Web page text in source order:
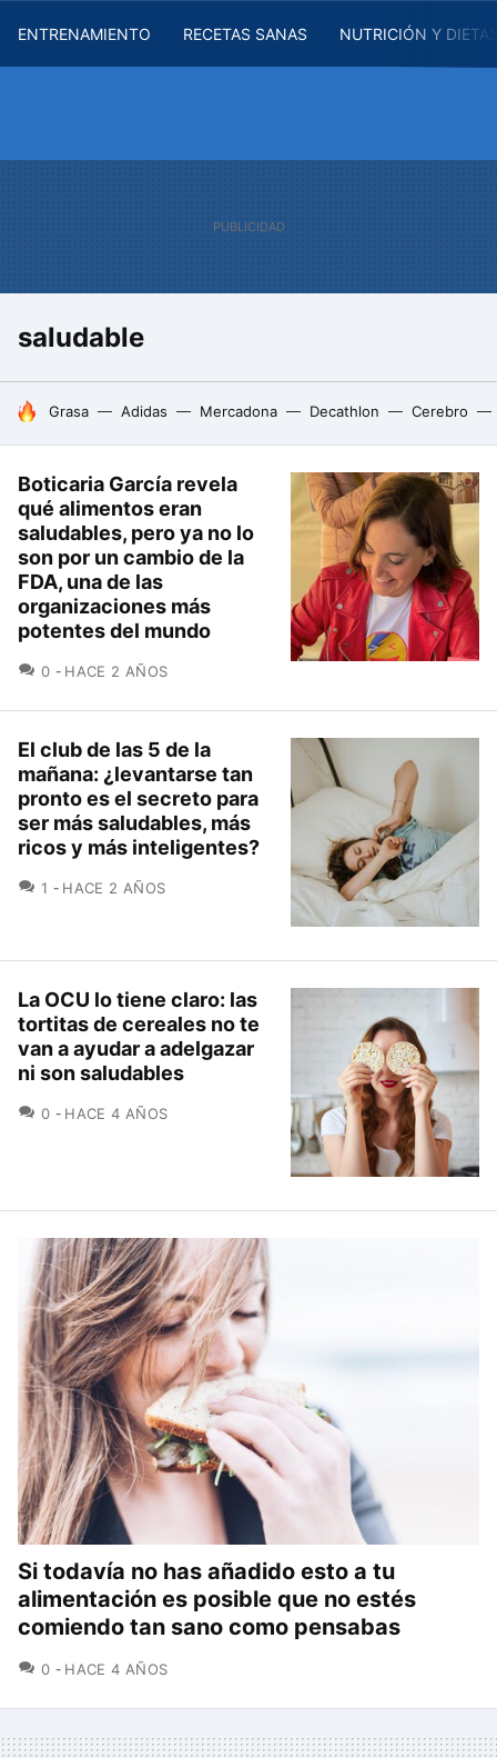
ENTRENAMIENTO RECETAS SANAS NUTRICIÓN Y
saludable
HOY SE HABLA DE
Grasa Adidas Mercadona Decathlon Cerebro
Boticaria García revela
qué alimentos eran
saludables, pero ya no lo
son por un cambio de la
FDA, una de las
organizaciones más
potentes del mundo
0 COMENTARIOS
HACE 2 AÑOS
El club de las 5 de la
mañana: ¿levantarse tan
pronto es el secreto para
ser más saludables, más
ricos y más inteligentes?
1 COMENTARIOS
HACE 2 AÑOS
La OCU lo tiene claro: las
tortitas de cereales no te
van a ayudar a adelgazar
ni son saludables
0 COMENTARIOS
HACE 4 AÑOS
Si todavía no has añadido esto a tu
alimentación es posible que no estés
comiendo tan sano como pensabas
0 COMENTARIOS
HACE 4 AÑOS